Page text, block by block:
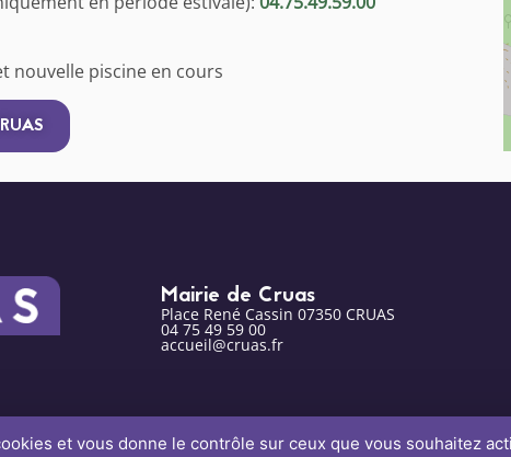
et vous donne le contrôle sur ceux que vous souhaitez
nouvelle piscine en cours
Mairie de Cruas
Place René Cassin 07350 CRUAS
04 75 49 59 00
accueil@cruas.fr